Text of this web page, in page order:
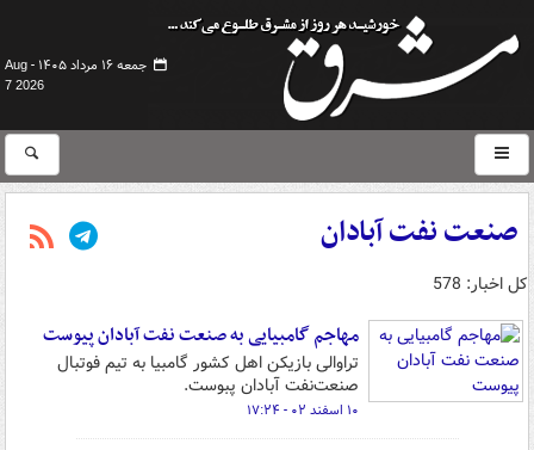
جمعه ۱۶ مرداد ۱۴۰۵ -
Aug
7 2026
صنعت نفت آبادان
کل اخبار: 578
مهاجم گامبیایی به صنعت نفت آبادان پیوست
تراوالی بازیکن اهل کشور گامبیا به تیم فوتبال
صنعت‌نفت آبادان پبوست.
۱۰ اسفند ۰۲ - ۱۷:۲۴